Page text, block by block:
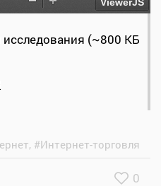
исследования (~800 КБ
, #Интернет-торговля
0